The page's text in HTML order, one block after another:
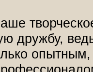
дружбу,